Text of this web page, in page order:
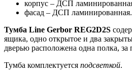
корпус – ДСП
фасад – ДСП ламинированная.
Тумба Line Gerbor REG2D2S
ящика, одно открытое и два
дверью расположена одна полка, за
Тумба комплектуется подсветкой.